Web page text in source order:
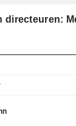
directeuren: